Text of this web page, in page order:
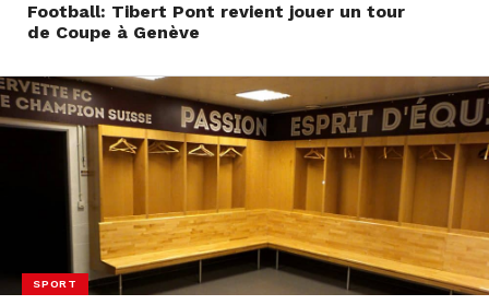
Football: Tibert Pont revient jouer un tour
de Coupe à Genève
SPORT